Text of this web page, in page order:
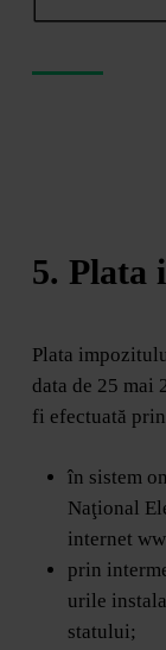
5. Plata
Plata
data de 25 mai
fi efectuată
în sistem
Naţional
internet
prin
urile
statului;